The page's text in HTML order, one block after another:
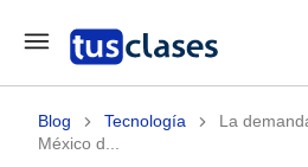
Blog Tecnología
La
México d...